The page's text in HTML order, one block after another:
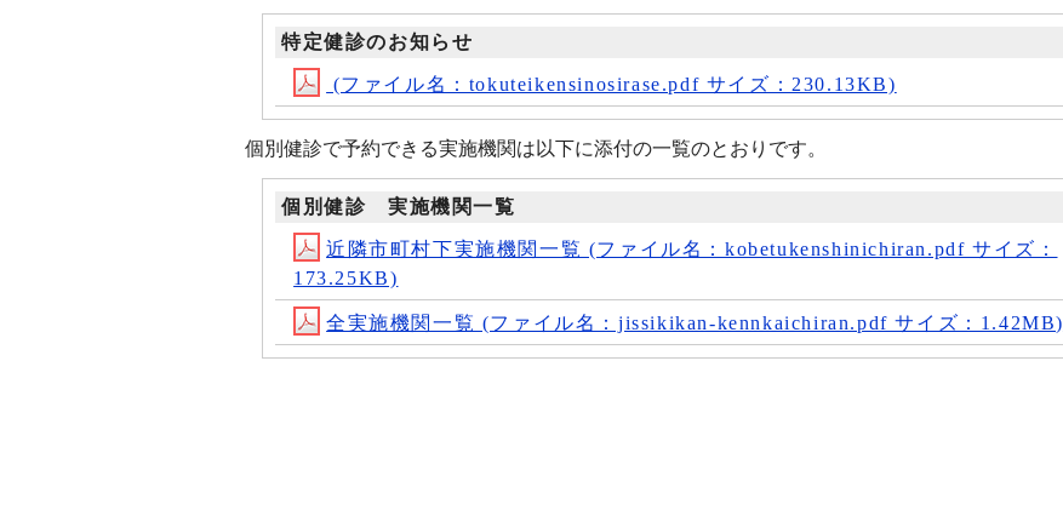
特定健診のお知らせ
(ファイル名：tokuteikensinosirase.pdf サイズ：230.13KB)
個別健診で予約できる実施機関は以下に添付の一覧のとおりです。
個別健診 実施機関一覧
近隣市町村下実施機関一覧 (ファイル名：kobetukenshinichiran.pdf サイズ：
173.25KB)
全実施機関一覧 (ファイル名：jissikikan-kennkaichiran.pdf サイズ：1.42MB)